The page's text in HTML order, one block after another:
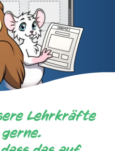
Lehrkräfte